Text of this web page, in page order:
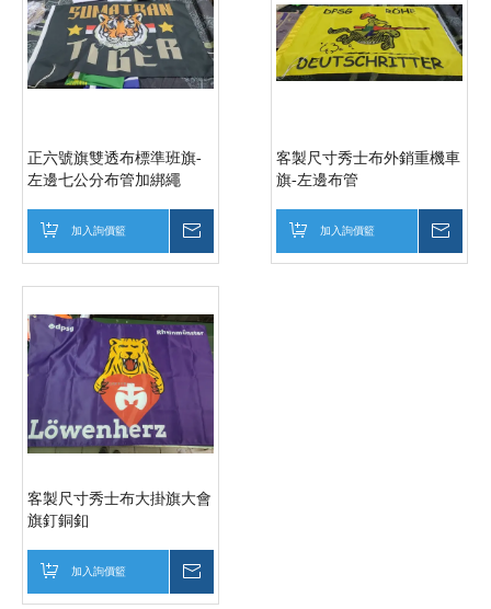
正六號旗雙透布標準班旗-
左邊七公分布管加綁繩
加入詢價籃
客製尺寸秀士布外銷重機車
旗-左邊布管
加入詢價籃
客製尺寸秀士布大掛旗大會
旗釘銅釦
加入詢價籃